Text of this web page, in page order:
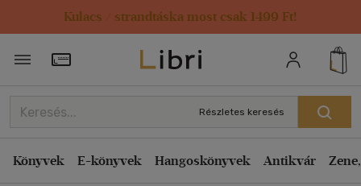
Kulacs / strandtáska most csak 1499 Ft!
Törzsvásárlói Kártya adatai
Részletes keresés
Könyvek E-könyvek Hangoskönyvek Antikvár
Rendezés
Kiadás éve szerint csökkenő
Ár szerint csökkenő